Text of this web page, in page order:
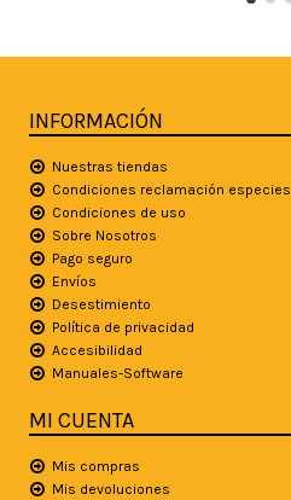
INFORMACIÓN
Nuestras tiendas
Condiciones reclamación especies
Condiciones de uso
Sobre Nosotros
Pago seguro
Envíos
Desestimiento
Política de privacidad
Accesibilidad
Manuales-Software
MI CUENTA
Mis compras
Mis devoluciones